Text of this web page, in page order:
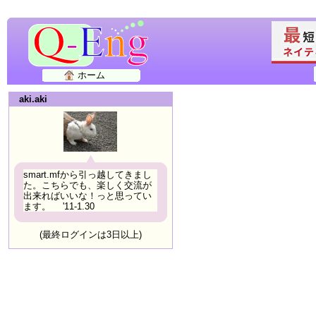
ホーム
aki.aki
smart.mfから引っ越してきまし
た。こちらでも、楽しく交流が
出来ればいいな！っと思ってい
ます。 '11-1.30
(最終ログインは3日以上)